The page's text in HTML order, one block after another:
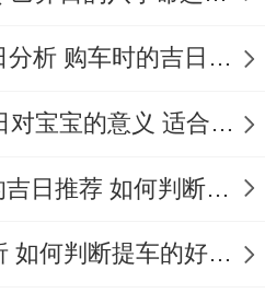
宜:修造、
动土、上
天德
道
煞
2025年买车提车吉日分析 购车时的吉日与禁忌
2024年农历12月吉日对宝宝的意义 适合龙年宝宝出生的日子有哪些
龙年12月出生宝宝的吉日推荐 如何判断吉日是否适合宝宝
2025年提车吉日解析 如何判断提车的好日子